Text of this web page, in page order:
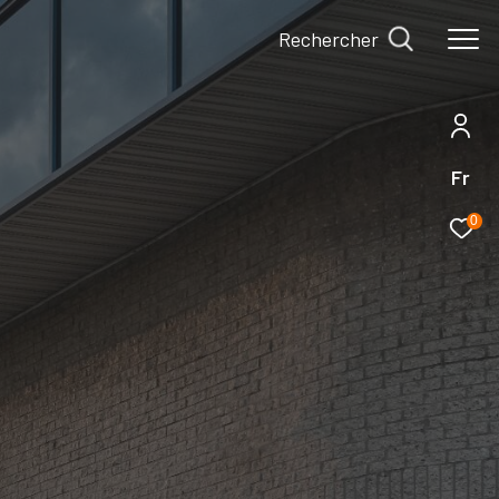
Fr
0
Rechercher